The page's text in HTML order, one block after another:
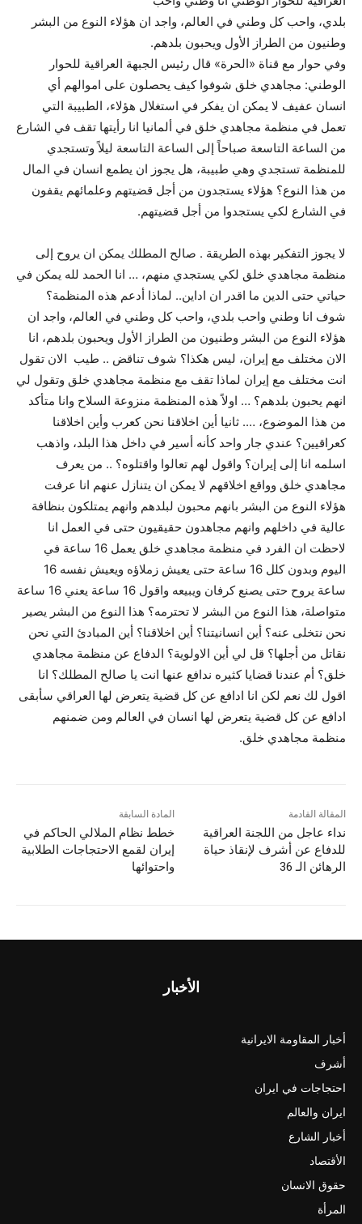
بلدي، واحب كل وطني في العالم، واجد ان هؤلاء النوع من البشر
وطنيون من الطراز الأول ويحبون بلدهم.
وفي حوار مع قناة «الحرة» قال رئيس الجبهة العراقية للحوار
الوطني: مجاهدي خلق شوفوا كيف يحصلون على اموالهم أي
انسان عفيف لا يمكن ان يفكر في استغلال هؤلاء، الطبيبة التي
تعمل في منظمة مجاهدي خلق في ألمانيا انا رأيتها تقف في الشارع
من الساعة التاسعة صباحاً إلى الساعة التاسعة ليلاً وتستجدي
للمنظمة تستجدي وهي طبيبة، هل يجوز ان يطمع انسان في المال
من هذا النوع؟ هؤلاء يستجدون من أجل قضيتهم وعلمائهم يقفون
في الشارع لكي يستجدوا من أجل قضيتهم.
لا يجوز التفكير بهذه الطريقة . صالح المطلك يمكن ان يروح إلى
منظمة مجاهدي خلق لكي يستجدي منهم، … انا الحمد لله يمكن في
حياتي حتى الدين ما اقدر ان اداين.. لماذا أدعم هذه المنظمة؟
شوف انا وطني واحب بلدي، واحب كل وطني في العالم، واجد ان
هؤلاء النوع من البشر وطنيون من الطراز الأول ويحبون بلدهم، انا
الان مختلف مع إيران، ليس هكذا؟ شوف تناقض .. طيب الان تقول
انت مختلف مع إيران لماذا تقف مع منظمة مجاهدي خلق وتقول لي
انهم يحبون بلدهم؟ … اولاً هذه المنظمة منزوعة السلاح وانا متأكد
من هذا الموضوع، …. ثانيا أين اخلاقنا نحن كعرب وأين اخلاقنا
كعراقيين؟ عندي جار واحد كأنه أسير في داخل هذا البلد، واذهب
اسلمه انا إلى إيران؟ واقول لهم تعالوا واقتلوه؟ .. من يعرف
مجاهدي خلق وواقع اخلاقهم لا يمكن ان يتنازل عنهم انا عرفت
هؤلاء النوع من البشر بانهم محبون لبلدهم وانهم يمتلكون بنظافة
عالية في داخلهم وانهم مجاهدون حقيقيون حتى في العمل انا
لاحظت ان الفرد في منظمة مجاهدي خلق يعمل 16 ساعة في
اليوم وبدون كلل 16 ساعة حتى يعيش زملاؤه ويعيش نفسه 16
ساعة يروح حتى يصنع كرفان ويبيعه واقول 16 ساعة يعني 16 ساعة
متواصلة، هذا النوع من البشر لا تحترمه؟ هذا النوع من البشر يصير
نحن نتخلى عنه؟ أين انسانيتنا؟ أين اخلاقنا؟ أين المبادئ التي نحن
نقاتل من أجلها؟ قل لي أين الاولوية؟ الدفاع عن منظمة مجاهدي
خلق؟ أم عندنا قضايا كثيره ندافع عنها انت يا صالح المطلك؟ انا
اقول لك نعم لكن انا ادافع عن كل قضية يتعرض لها العراقي سأبقى
ادافع عن كل قضية يتعرض لها انسان في العالم ومن ضمنهم
منظمة مجاهدي خلق.
المادة السابقة
خطط نظام الملالي الحاكم في
إيران لقمع الاحتجاجات الطلابية
واحتوائها
المقالة القادمة
نداء عاجل من اللجنة العراقية
للدفاع عن أشرف لإنقاذ حياة
الرهائن الـ 36
الأخبار
أخبار المقاومة الايرانية
أشرف
احتجاجات في ايران
ايران والعالم
أخبار الشارع
الأقتصاد
حقوق الانسان
المرأة